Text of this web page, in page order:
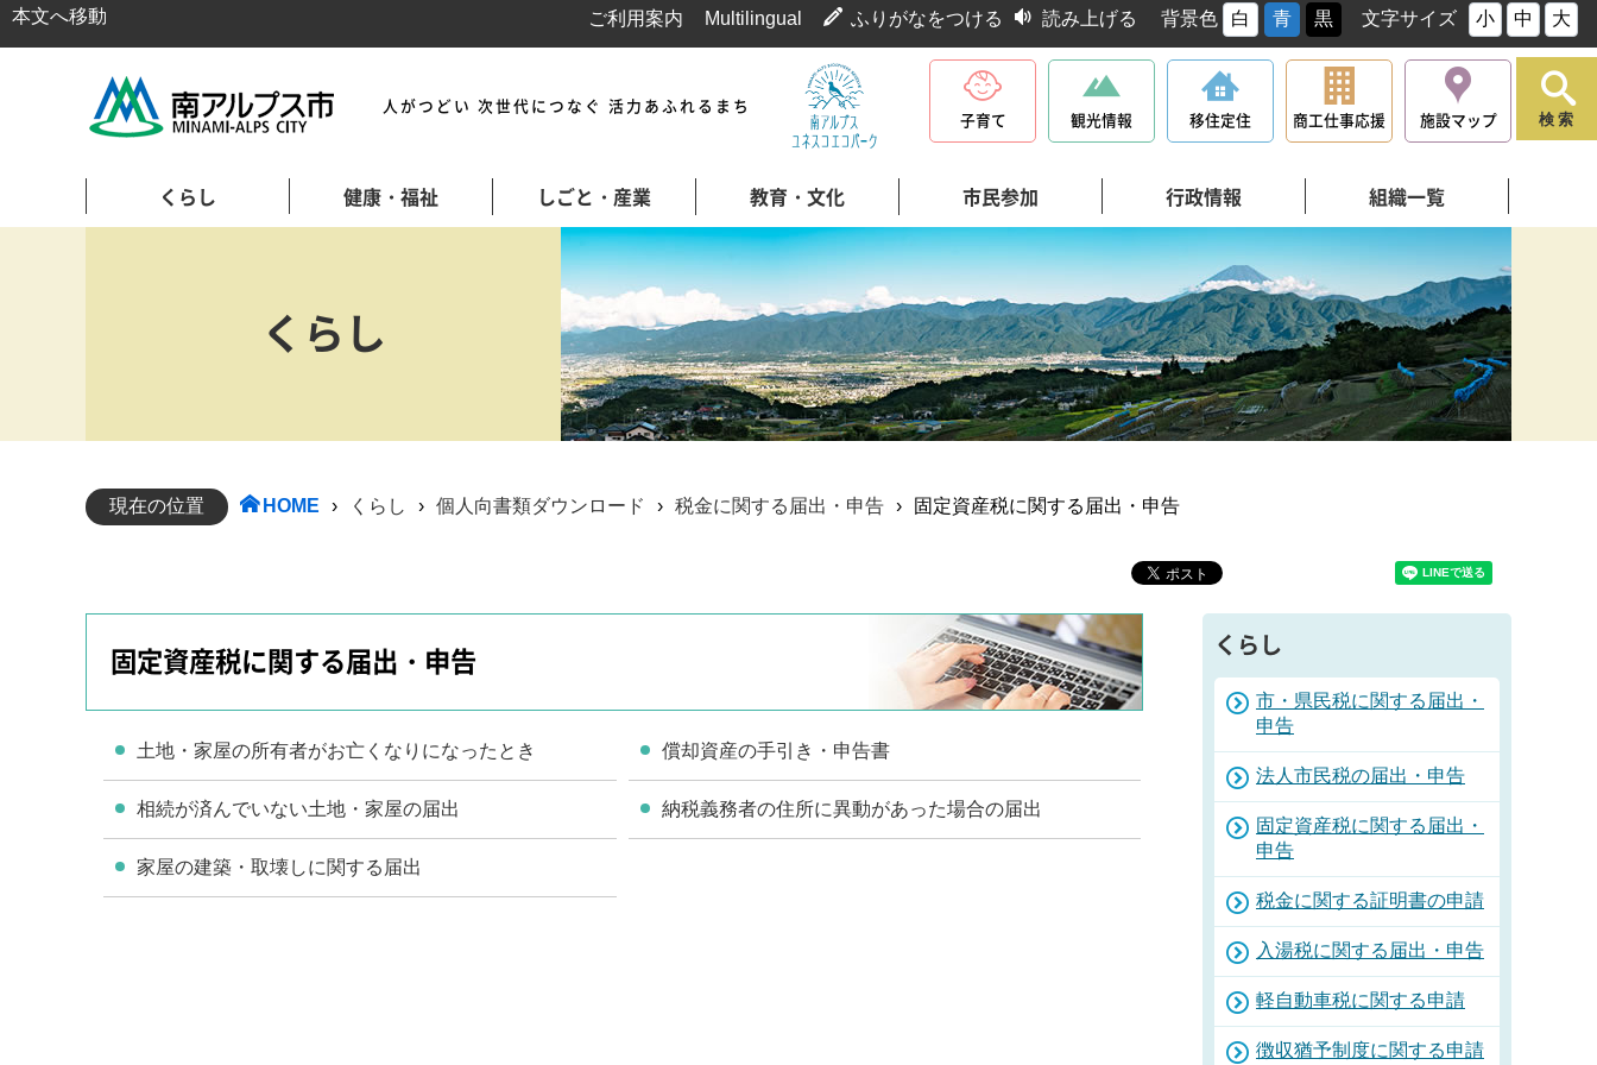
本文へ移動 ご利用案内 Multilingual ふりがなをつける 読み上げる 背景色 白 青 黒 文字サイズ 小 中 大
人がつどい 次世代につなぐ 活力あふれるまち
子育て 観光情報 移住定住 商工仕事応援 施設マップ
くらし 健康・福祉 しごと・産業 教育・文化 市民参加 行政情報 組織一覧
検索
くらし
現在の位置 HOME › くらし › 個人向書類ダウンロード › 税金に関する届出・申告 › 固定資産税に関する届出・申告
固定資産税に関する届出・申告
土地・家屋の所有者がお亡くなりになったとき 償却資産の手引き・申告書
相続が済んでいない土地・家屋の届出 納税義務者の住所に異動があった場合の届出
家屋の建築・取壊しに関する届出
くらし
市・県民税に関する届出・
申告
法人市民税の届出・申告
固定資産税に関する届出・
申告
税金に関する証明書の申請
入湯税に関する届出・申告
軽自動車税に関する申請
徴収猶予制度に関する申請